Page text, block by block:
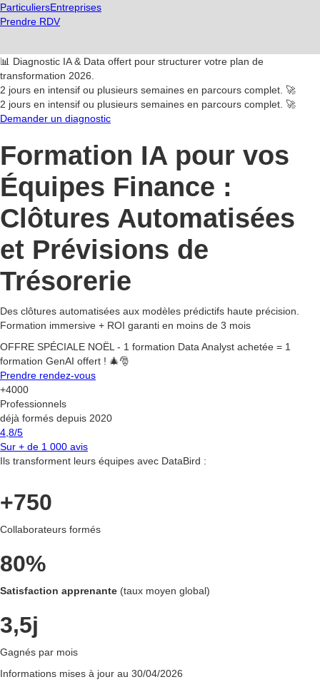
ParticuliersEntreprises
Prendre RDV
📊 Diagnostic IA & Data offert pour structurer votre plan de
transformation 2026.
2 jours en intensif ou plusieurs semaines en parcours complet. 🚀
2 jours en intensif ou plusieurs semaines en parcours complet. 🚀
Demander un diagnostic
Formation IA pour vos
Équipes Finance :
Clôtures Automatisées
et Prévisions de
Trésorerie
Des clôtures automatisées aux modèles prédictifs haute précision.
Formation immersive + ROI garanti en moins de 3 mois
OFFRE SPÉCIALE NOËL - 1 formation Data Analyst achetée = 1
formation GenAI offert ! 🎄🎅
Prendre rendez-vous
+4000
Professionnels
déjà formés depuis 2020
4,8/5
Sur + de 1 000 avis
Ils transforment leurs équipes avec DataBird :
+750
Collaborateurs formés
80%
Satisfaction apprenante (taux moyen global)
3,5j
Gagnés par mois
Informations mises à jour au 30/04/2026